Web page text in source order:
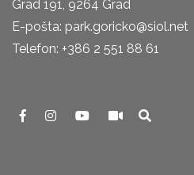
Grad 191, 9264 Grad
E-pošta: park.goricko@siol.net
Telefon: +386 2 551 88 61